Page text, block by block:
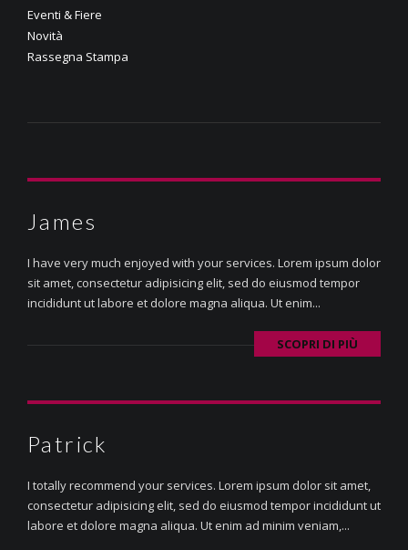
Eventi & Fiere
Novità
Rassegna Stampa
James
I have very much enjoyed with your services. Lorem ipsum dolor
sit amet, consectetur adipisicing elit, sed do eiusmod tempor
incididunt ut labore et dolore magna aliqua. Ut enim...
SCOPRI DI PIÙ
Patrick
I totally recommend your services. Lorem ipsum dolor sit amet,
consectetur adipisicing elit, sed do eiusmod tempor incididunt ut
labore et dolore magna aliqua. Ut enim ad minim veniam,...